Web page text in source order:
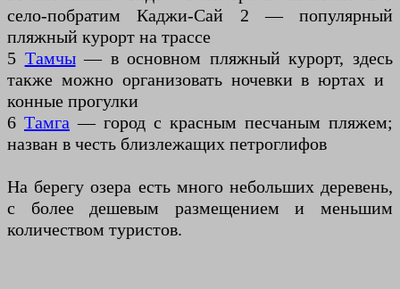
село-побратим Каджи-Сай 2 — популярный
пляжный курорт на трассе
5 Тамчы— в основном пляжный курорт, здесь
также можно организовать ночевки в юртах и ​​
конные прогулки
6 Тамга — город с красным песчаным пляжем;
назван в честь близлежащих петроглифов
На берегу озера есть много небольших деревень,
с более дешевым размещением и меньшим
количеством туристов.